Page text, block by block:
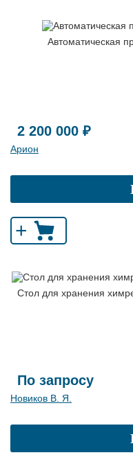
Автоматическая
2 200 000 ₽
Арион
+
Стол для хранения
По запросу
Новиков В. Я.